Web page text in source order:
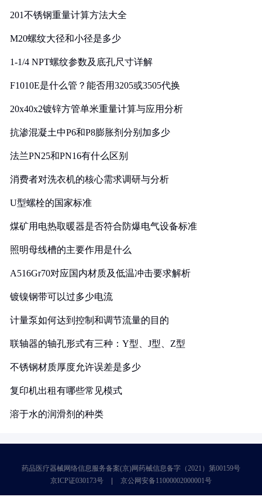
201不锈钢重量计算方法大全
M20螺纹大径和小径是多少
1-1/4 NPT螺纹参数及底孔尺寸详解
F1010E是什么管？能否用3205或3505代换
20x40x2镀锌方管单米重量计算与应用分析
抗渗混凝土中P6和P8膨胀剂分别加多少
法兰PN25和PN16有什么区别
消费者对洗衣机的核心需求调研与分析
U型螺栓的国家标准
煤矿用电热取暖器是否符合防爆电气设备标准
照明母线槽的主要作用是什么
A516Gr70对应国内材质及低温冲击要求解析
镀镍钢带可以过多少电流
计量泵如何达到控制和调节流量的目的
联轴器的轴孔形式有三种：Y型、J型、Z型
不锈钢材质厚度允许误差是多少
复印机出租有哪些常见模式
溶于水的润滑剂的种类
药品医疗器械网络信息服务备案(京)网药械信息备字（2021）第00159号
京ICP证030173号
京公网安备11000002000001号